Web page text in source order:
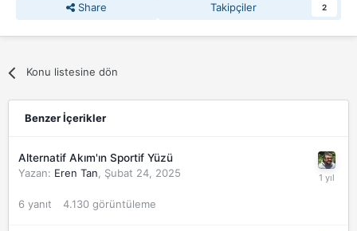
Share Takipçiler 2
Konu listesine dön
Benzer İçerikler
Alternatif Akım'ın Sportif Yüzü
Yazan: Eren Tan, Şubat 24, 2025
6 yanıt 4.130 görüntüleme